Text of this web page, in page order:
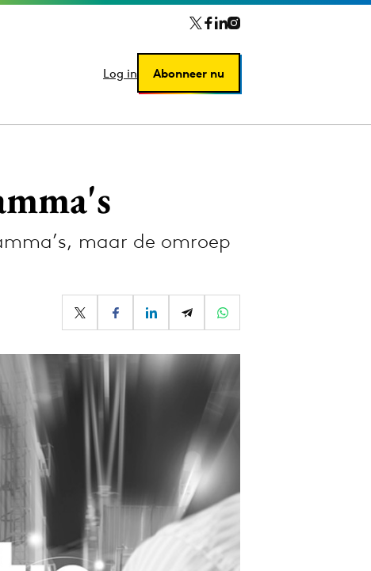
Log in Abonneer nu
Log in Abonneer nu
maar de omroep